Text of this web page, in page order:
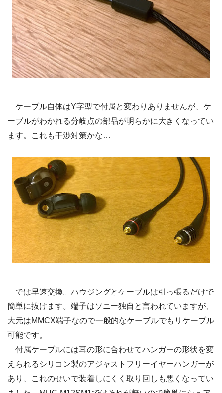
ケーブル自体はY字型で付属と変わりありませんが、ケ
ーブルがわかれる分岐点の部品が明らかに大きくなってい
ます。これも干渉対策かな…
では早速交換。ハウジングとケーブルは引っ張るだけで
簡単に抜けます。端子はソニー独自と言われていますが、
大元はMMCX端子なので一般的なケーブルでもリケーブル
可能です。
付属ケーブルには耳の形に合わせてハンガーの形状を変
えられるシリコン製のアジャストフリーイヤーハンガーが
あり、これのせいで装着しにくく取り回しも悪くなってい